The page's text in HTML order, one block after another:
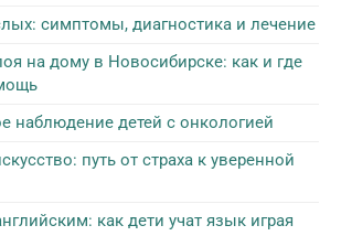
симптомы, диагностика и лечение
на дому в Новосибирске: как и где
наблюдение детей с онкологией
путь от страха к уверенной
как дети учат язык играя